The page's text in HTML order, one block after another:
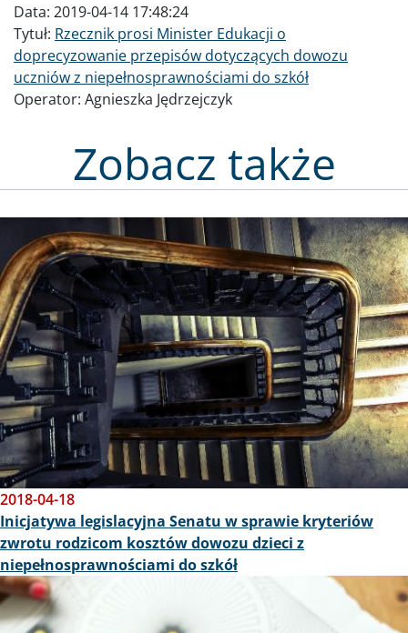
Data: 2019-04-14 17:48:24
Tytuł: Rzecznik prosi Minister Edukacji o
doprecyzowanie przepisów dotyczących dowozu
uczniów z niepełnosprawnościami do szkół
Operator: Agnieszka Jędrzejczyk
Zobacz także
2018-04-18
Inicjatywa legislacyjna Senatu w sprawie kryteriów
zwrotu rodzicom kosztów dowozu dzieci z
niepełnosprawnościami do szkół
Obraz